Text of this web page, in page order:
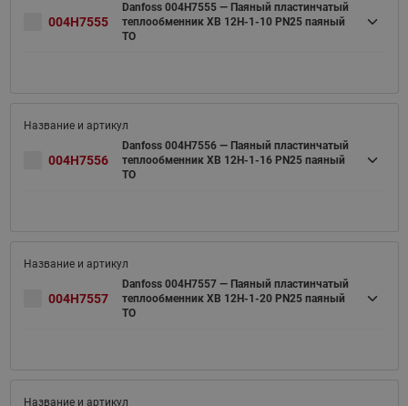
004H7555
Danfoss 004H7555 — Паяный пластинчатый
теплообменник XB 12H-1-10 PN25 паяный
ТО
004H7556
Danfoss 004H7556 — Паяный пластинчатый
теплообменник XB 12H-1-16 PN25 паяный
ТО
004H7557
Danfoss 004H7557 — Паяный пластинчатый
теплообменник XB 12H-1-20 PN25 паяный
ТО